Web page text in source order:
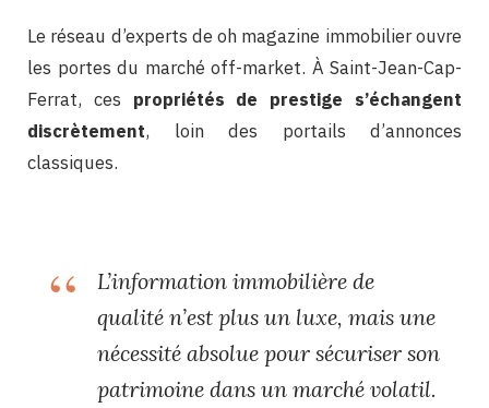
Le réseau d’experts de oh magazine immobilier ouvre
les portes du marché off-market. À Saint-Jean-Cap-
Ferrat, ces propriétés de prestige s’échangent
discrètement, loin des portails d’annonces
classiques.
L’information immobilière de
qualité n’est plus un luxe, mais une
nécessité absolue pour sécuriser son
patrimoine dans un marché volatil.